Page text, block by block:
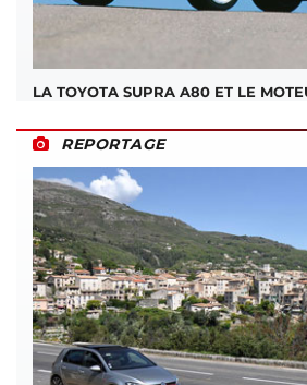
LA TOYOTA SUPRA A80 ET LE
REPORTAGE